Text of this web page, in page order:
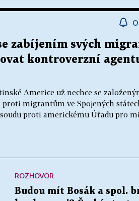
zabíjením svých
kontroverzní
Americe už nechce se
migrantům ve Spojených
proti americkému Úřadu pro
ROZHOVOR
Budou mít Bosák a spol.